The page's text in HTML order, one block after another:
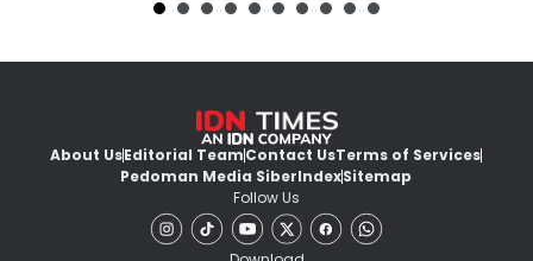
About UsEditorial TeamContact UsTerms of Services
Pedoman Media SiberIndexSitemap
Follow Us